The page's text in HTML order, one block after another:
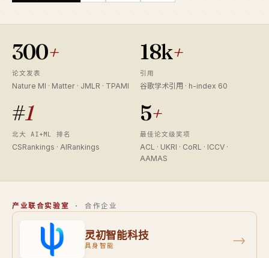
300+
论文发表
Nature MI · Matter · JMLR · TPAMI
18k+
引用
谷歌学术引用 · h-index 60
#1
北大 AI+ML 排名
CSRankings · AIRankings
5+
最佳论文级奖项
ACL · UKRI · CoRL · ICCV ·
AAMAS
产业联合实验室 · 合作企业
灵初智能科技
具身智能 →